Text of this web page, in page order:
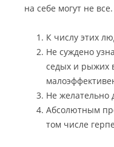
на себе могут не все.
К числу этих
Не суждено
седых и рыжих
Не желательно
Абсолютным
том числе